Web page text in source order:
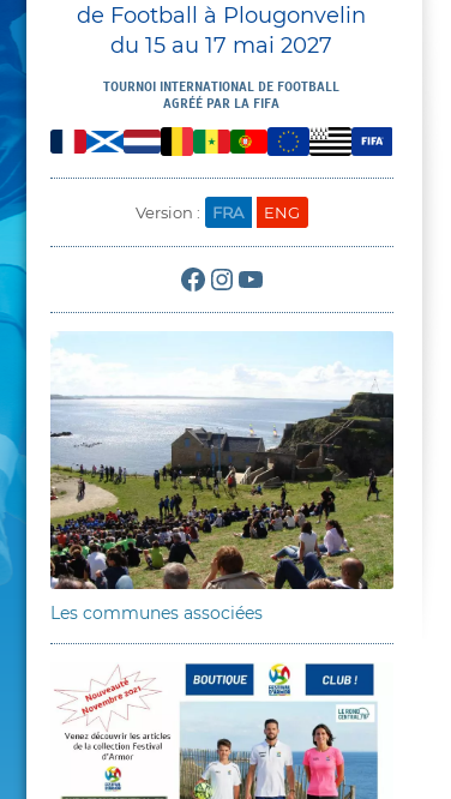
de Football à Plougonvelin
du 15 au 17 mai 2027
TOURNOI INTERNATIONAL DE FOOTBALL
AGRÉÉ PAR LA FIFA
Version : FRA ENG
Facebook
Instagram
Les communes associées